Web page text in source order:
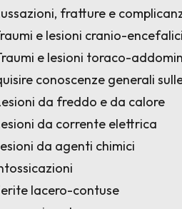
fratture e
e lesioni cranio-
e lesioni toraco-
conoscenze generali
da freddo e da calore
da corrente elettrica
da agenti chimici
lacero-contuse